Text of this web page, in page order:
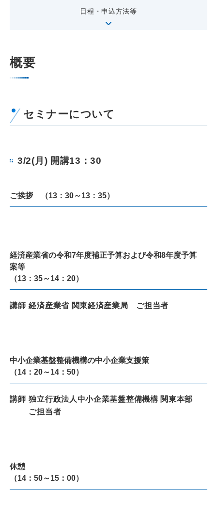
日程・申込方法等
概要
セミナーについて
3/2(月) 開講13：30
ご挨拶 （13：30～13：35）
経済産業省の令和7年度補正予算および令和8年度予算
案等
（13：35～14：20）
講師 経済産業省 関東経済産業局 ご担当者
中小企業基盤整備機構の中小企業支援策
（14：20～14：50）
講師 独立行政法人中小企業基盤整備機構 関東本部
ご担当者
休憩
（14：50～15：00）